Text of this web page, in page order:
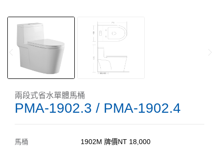
兩段式省水單體馬桶
PMA-1902.3 / PMA-1902.4
馬桶
1902M 牌價NT 18,000